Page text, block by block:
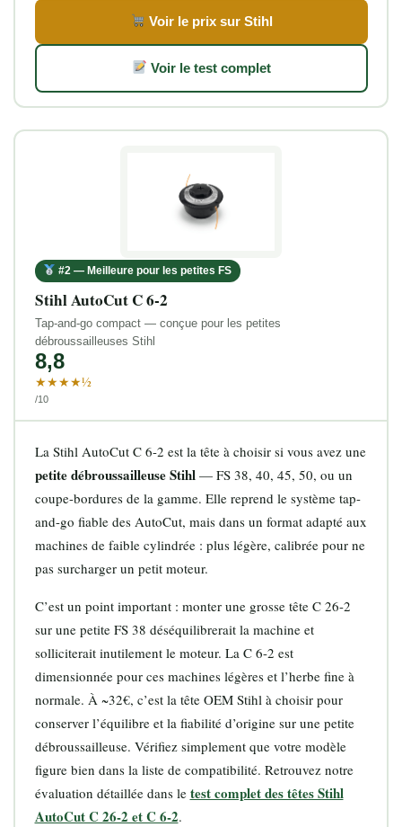
Voir le prix sur Stihl
Voir le test complet
#2 — Meilleure pour les petites FS
Stihl AutoCut C 6-2
Tap-and-go compact — conçue pour les petites
débroussailleuses Stihl
8,8
★★★★½
/10
La Stihl AutoCut C 6-2 est la tête à choisir si vous avez une
petite débroussailleuse Stihl — FS 38, 40, 45, 50, ou un
coupe-bordures de la gamme. Elle reprend le système tap-
and-go fiable des AutoCut, mais dans un format adapté aux
machines de faible cylindrée : plus légère, calibrée pour ne
pas surcharger un petit moteur.
C’est un point important : monter une grosse tête C 26-2
sur une petite FS 38 déséquilibrerait la machine et
solliciterait inutilement le moteur. La C 6-2 est
dimensionnée pour ces machines légères et l’herbe fine à
normale. À ~32€, c’est la tête OEM Stihl à choisir pour
conserver l’équilibre et la fiabilité d’origine sur une petite
débroussailleuse. Vérifiez simplement que votre modèle
figure bien dans la liste de compatibilité. Retrouvez notre
évaluation détaillée dans le test complet des têtes Stihl
AutoCut C 26-2 et C 6-2.